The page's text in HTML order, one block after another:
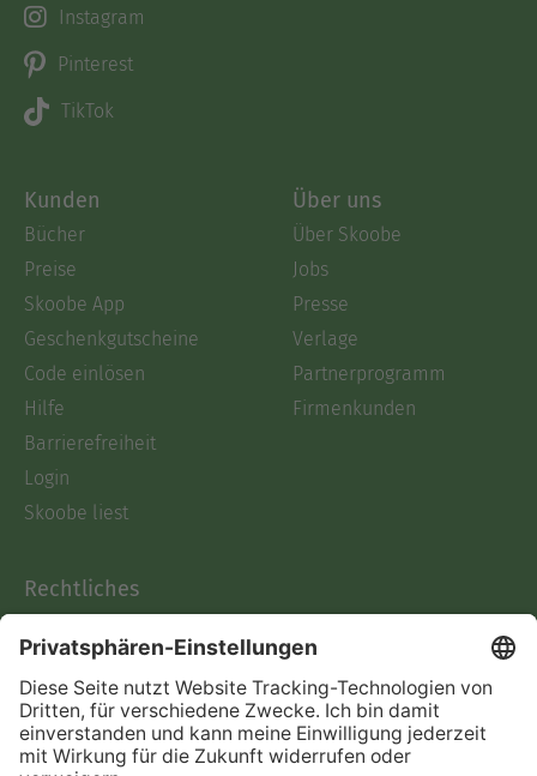
Instagram
Pinterest
TikTok
Kunden
Bücher
Preise
Skoobe App
Geschenkgutscheine
Code einlösen
Hilfe
Barrierefreiheit
Login
Skoobe liest
Über uns
Über Skoobe
Jobs
Presse
Verlage
Partnerprogramm
Firmenkunden
Rechtliches
AGB
Informationen nach Data
Act
Verträge hier kündigen